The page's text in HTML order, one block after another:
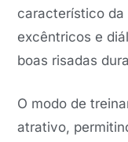
característico da
excêntricos e
boas risadas
O modo de
atrativo,